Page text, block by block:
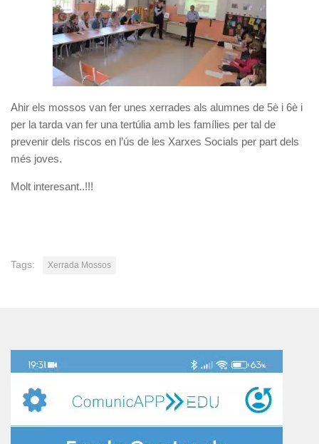
Ahir els mossos van fer unes xerrades als alumnes de 5è i 6è i
per la tarda van fer una tertúlia amb les famílies per tal de
prevenir dels riscos en l’ús de les Xarxes Socials per part dels
més joves.
Molt interesant..!!!
Tags: Xerrada Mossos
de
vídeo